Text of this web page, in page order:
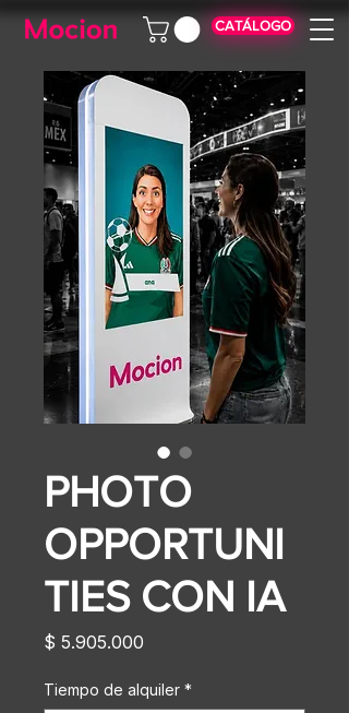
CATÁLOGO
PHOTO
OPPORTUNI
TIES CON IA
$ 5.905.000
Tiempo de alquiler *